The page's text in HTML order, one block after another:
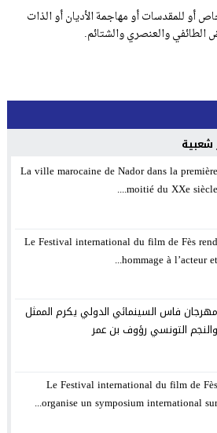
أو للمقدسات أو مهاجمة الأديان أو الذات
الطائفي والعنصري والشتائم.
شعبية
La ville marocaine de Nador dans la première
moitié du XXe siècle....
Le Festival international du film de Fès rend
hommage à l’acteur et...
مهرجان فاس السينمائي الدولي يكرم الممثل
والنجم التونسي رؤوف بن عمر
Le Festival international du film de Fès
organise un symposium international